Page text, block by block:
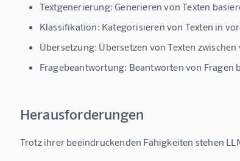
Textgenerierung: Generieren von Texten
Klassifikation: Kategorisieren von Texten in
Übersetzung: Übersetzen von Texten
Fragebeantwortung: Beantworten von Fragen
Herausforderungen
Trotz ihrer beeindruckenden Fähigkeiten stehen